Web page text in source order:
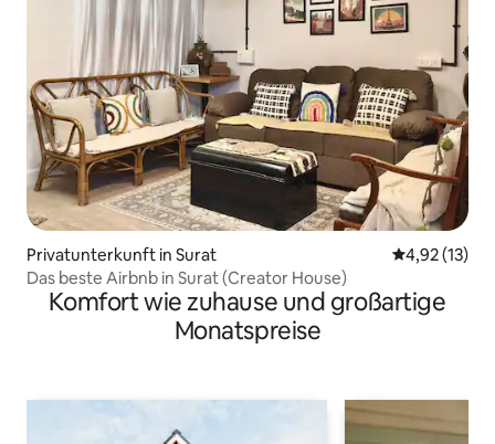
Privatunterkunft in Surat
4,92 (13)
Das beste Airbnb in Surat (Creator House)
Komfort wie zuhause und großartige
Monatspreise